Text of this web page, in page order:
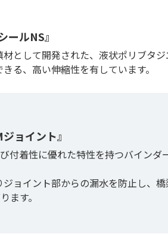
ールNS』
として開発された、液状ポリブタ
る、高い伸縮性を有しています。
ョイント』
付着性に優れた特性を持つバイン
ョイント部からの漏水を防止し、
ます。